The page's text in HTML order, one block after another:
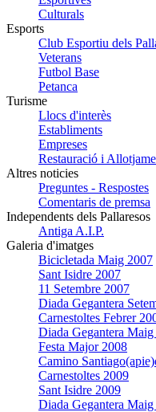
Culturals
Esports
Club Esportiu dels
Veterans
Futbol Base
Petanca
Turisme
Llocs d'interès
Establiments
Empreses
Restauració i
Altres noticies
Preguntes - Respostes
Comentaris de premsa
Independents dels Pallaresos
Antiga A.I.P.
Galeria d'imatges
Bicicletada Maig 2007
Sant Isidre 2007
11 Setembre 2007
Diada Gegantera
Carnestoltes Febrer
Diada Gegantera
Festa Major 2008
Camino
Carnestoltes 2009
Sant Isidre 2009
Diada Gegantera